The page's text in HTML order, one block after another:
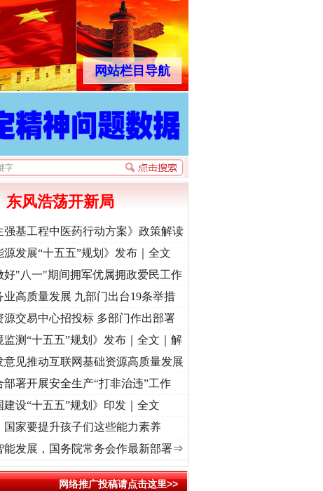
网站栏目导航
心使命 奋进复兴征程丨“转折之城”激荡..·[视频]
东风浩荡开新局
强基工程中医药行动方案》政策解读
源发展“十五五”规划》发布｜全文
好"八一"期间拥军优属拥政爱民工作
业高质量发展 九部门出台19条举措
源交易中心招投标 多部门作出部署
监测“十五五”规划》发布｜全文｜解
意见推动互联网基础资源高质量发展
部署开展安全生产“打非治违”工作
建设“十五五”规划》印发｜全文
国家要提升孩子们这些能力素养
能发展，国务院常务会作最新部署⇒
网络推广投稿请点击这里>>